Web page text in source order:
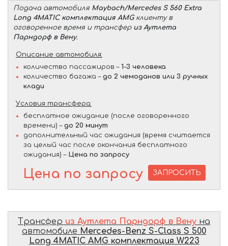
Подача автомобиля Maybach/Mercedes S 560 Extra
Long 4MATIC комплектация AMGклиенту в
оговоренное время и трансфер из Аутлета
Парндорф в Вену.
Описание автомобиля:
количество пассажиров – 1-3 человека
количество багажа – до 2 чемоданов или 3 ручных
клади
Условия трансфера:
бесплатное ожидание (после оговоренного
времени) – до 20 минут
дополнительный час ожидания (время считается
за целый час после окончания бесплатного
ожидания) – Цена по запросу
Цена по запросу ЗАПРОСИТЬ
Трансфер из Аутлета Парндорф в Вену на
автомобиле Mercedes-Benz S-Class S 500
Long 4MATIC AMG комплектация W223